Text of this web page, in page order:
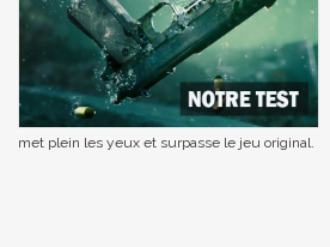
met plein les yeux et surpasse le jeu original.